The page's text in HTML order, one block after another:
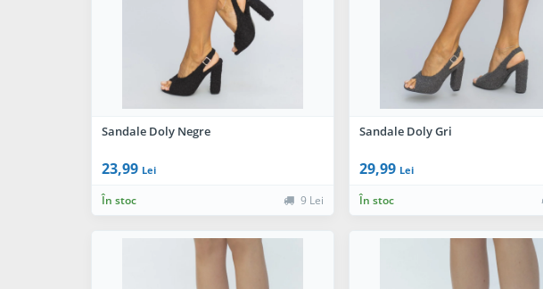
Sandale Doly Negre
23,99 Lei
În stoc 9 Lei
Sandale Doly Gri
29,99 Lei
În stoc